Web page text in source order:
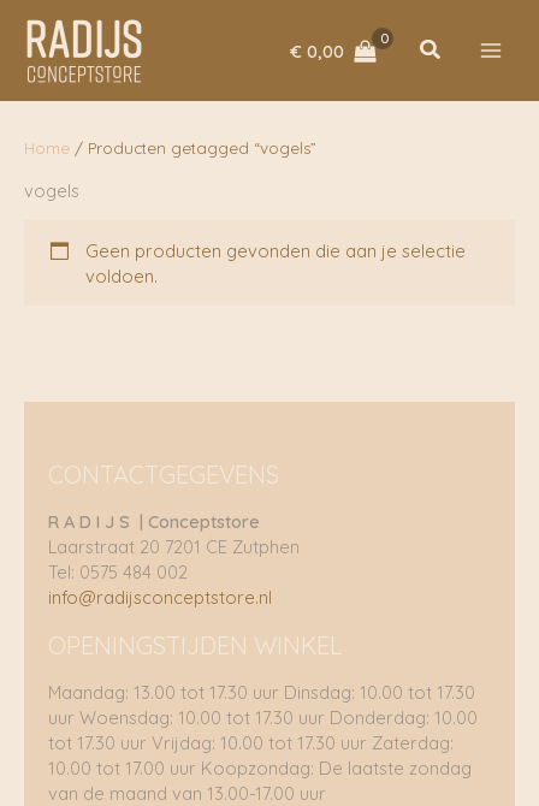
naar
inhoud
€ 0,00 Zoeken
Home / Producten getagged “vogels”
vogels
Geen producten gevonden die aan je selectie
voldoen.
CONTACTGEGEVENS
R A D I J S | Conceptstore
Laarstraat 20 7201 CE Zutphen
Tel: 0575 484 002
info@radijsconceptstore.nl
OPENINGSTIJDEN WINKEL
Maandag: 13.00 tot 17.30 uur Dinsdag: 10.00 tot 17.30
uur Woensdag: 10.00 tot 17.30 uur Donderdag: 10.00
tot 17.30 uur Vrijdag: 10.00 tot 17.30 uur Zaterdag:
10.00 tot 17.00 uur Koopzondag: De laatste zondag
van de maand van 13.00-17.00 uur